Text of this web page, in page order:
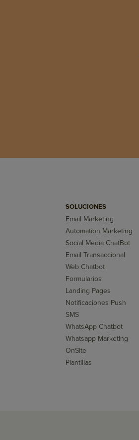
SOLUCIONES
Email Marketing
Automation Marketing
Social Media ChatBot
Email Transaccional
Web Chatbot
Formularios
Landing Pages
Notificaciones Push
SMS
WhatsApp Chatbot
Whatsapp Marketing
OnSite
Plantillas